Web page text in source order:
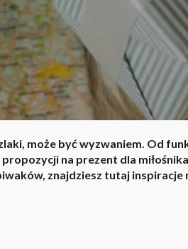
może być wyzwaniem. Od
na prezent dla
znajdziesz tutaj